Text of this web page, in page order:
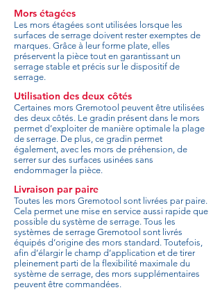
Mors étagées
Les mors étagées sont utilisées lorsque les
surfaces de serrage doivent rester exemptes de
marques. Grâce à leur forme plate, elles
préservent la pièce tout en garantissant un
serrage stable et précis sur le dispositif de
serrage.
Utilisation des deux côtés
Certaines mors Gremotool peuvent être utilisées
des deux côtés. Le gradin présent dans le mors
permet d’exploiter de manière optimale la plage
de serrage. De plus, ce gradin permet
également, avec les mors de préhension, de
serrer sur des surfaces usinées sans
endommager la pièce.
Livraison par paire
Toutes les mors Gremotool sont livrées par paire.
Cela permet une mise en service aussi rapide que
possible du système de serrage. Tous les
systèmes de serrage Gremotool sont livrés
équipés d’origine des mors standard. Toutefois,
afin d’élargir le champ d’application et de tirer
pleinement parti de la flexibilité maximale du
système de serrage, des mors supplémentaires
peuvent être commandées.